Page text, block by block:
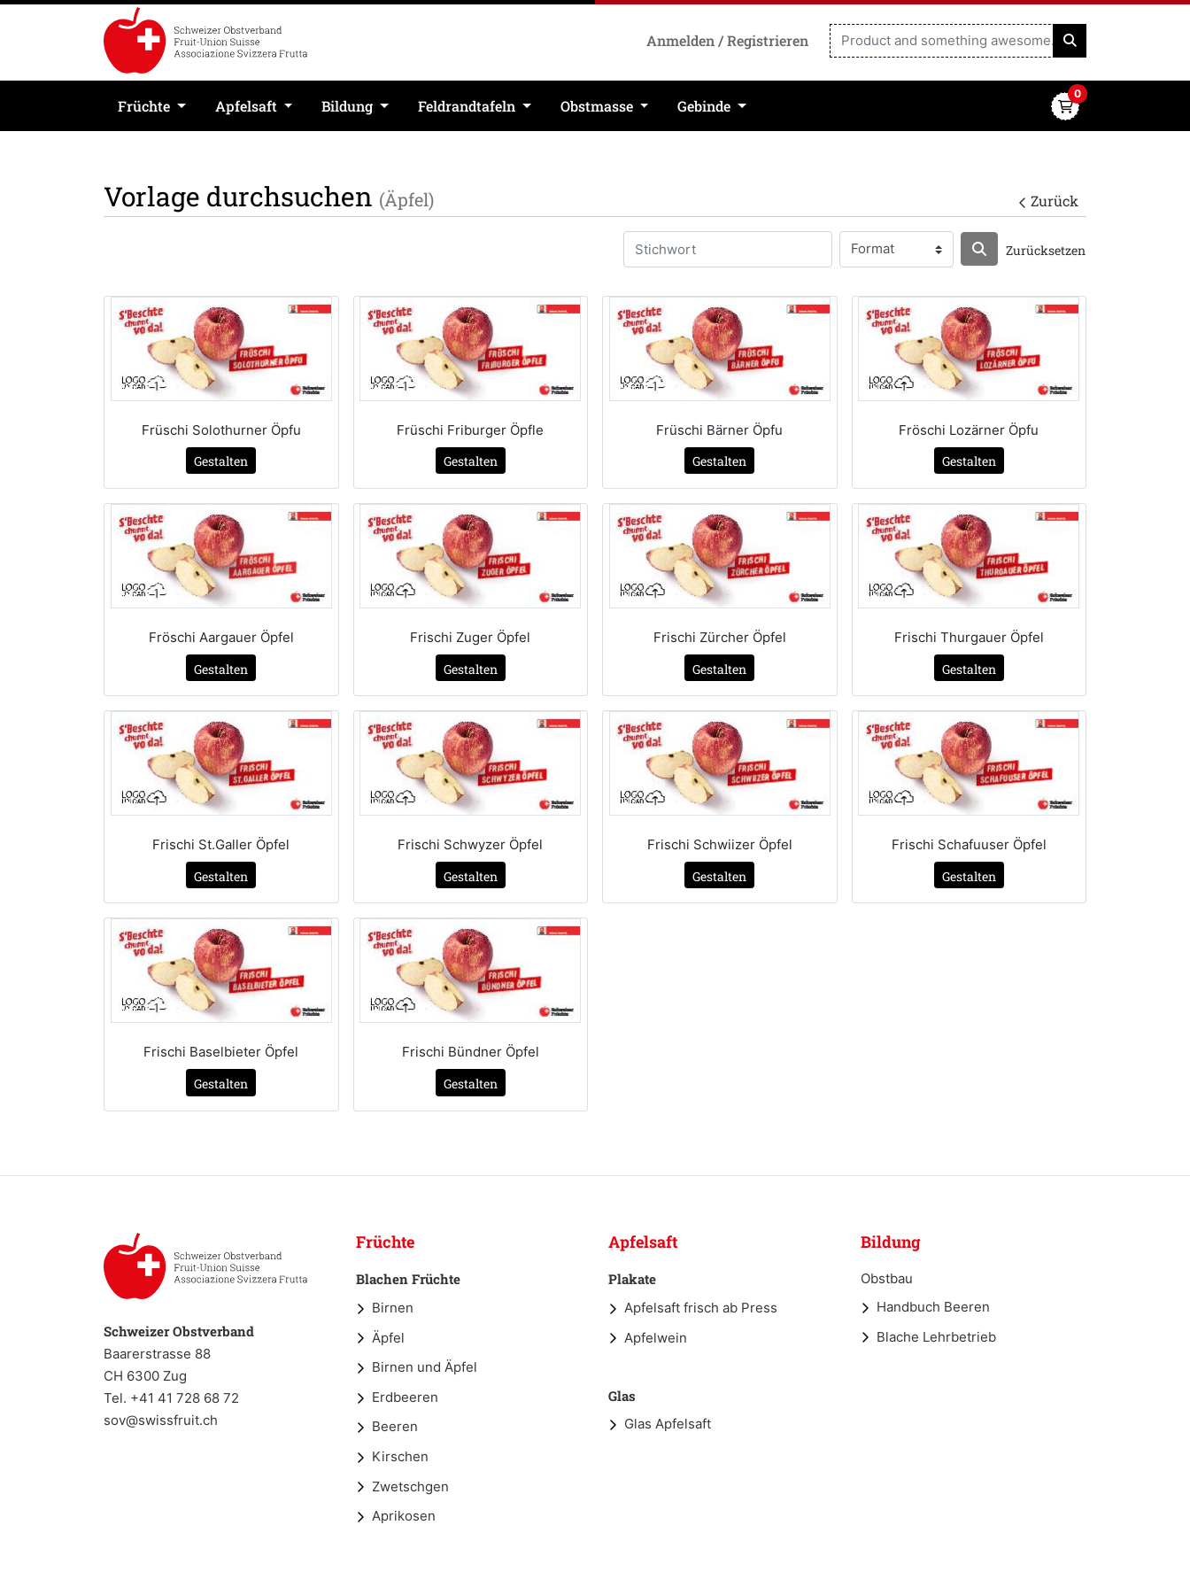
Anmelden / Registrieren
Früchte Apfelsaft Bildung Feldrandtafeln Obstmasse Gebinde
0
Vorlage durchsuchen (Äpfel) Zurück
Zurücksetzen
Früschi Solothurner Öpfu
Gestalten
Früschi Friburger Öpfle
Gestalten
Früschi Bärner Öpfu
Gestalten
Fröschi Lozärner Öpfu
Gestalten
Fröschi Aargauer Öpfel
Gestalten
Frischi Zuger Öpfel
Gestalten
Frischi Zürcher Öpfel
Gestalten
Frischi Thurgauer Öpfel
Gestalten
Frischi St.Galler Öpfel
Gestalten
Frischi Schwyzer Öpfel
Gestalten
Frischi Schwiizer Öpfel
Gestalten
Frischi Schafuuser Öpfel
Gestalten
Frischi Baselbieter Öpfel
Gestalten
Frischi Bündner Öpfel
Gestalten
Schweizer Obstverband
Baarerstrasse 88
CH 6300 Zug
Tel. +41 41 728 68 72
sov@swissfruit.ch
Früchte
Blachen Früchte
Birnen
Äpfel
Birnen und Äpfel
Erdbeeren
Beeren
Kirschen
Zwetschgen
Aprikosen
Apfelsaft
Plakate
Apfelsaft frisch ab Press
Apfelwein
Glas
Glas Apfelsaft
Bildung
Obstbau
Handbuch Beeren
Blache Lehrbetrieb